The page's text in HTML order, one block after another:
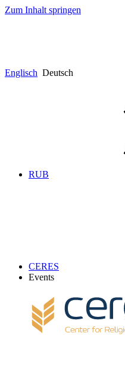
Zum Inhalt springen
Englisch Deutsch
RUB
CERES
Events